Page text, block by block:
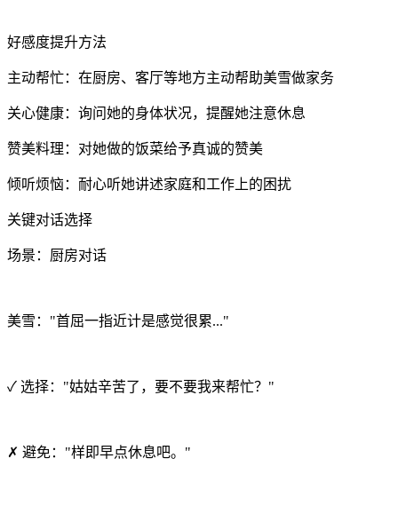
好感度提升方法
主动帮忙：在厨房、客厅等地方主动帮助美雪做家务
关心健康：询问她的身体状况，提醒她注意休息
赞美料理：对她做的饭菜给予真诚的赞美
倾听烦恼：耐心听她讲述家庭和工作上的困扰
关键对话选择
场景：厨房对话
美雪："首屈一指近计是感觉很累..."
✓ 选择："姑姑辛苦了，要不要我来帮忙？"
✗ 避免："样即早点休息吧。"